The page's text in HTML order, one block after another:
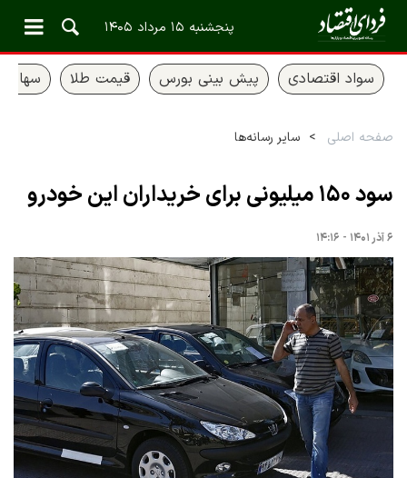
پنجشنبه ۱۵ مرداد ۱۴۰۵
سواد اقتصادی پیش بینی بورس قیمت طلا سهام
صفحه اصلی سایر رسانه‌ها
سود ۱۵۰ میلیونی برای خریداران این خودرو
۶ آذر ۱۴۰۱ - ۱۴:۱۶